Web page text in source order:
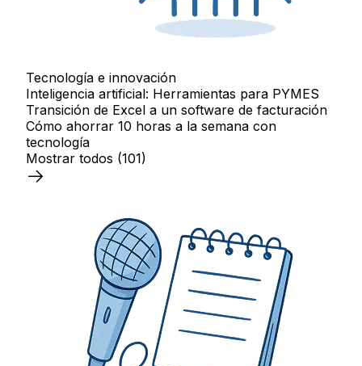
Tecnología e innovación
Inteligencia artificial: Herramientas para PYMES
Transición de Excel a un software de facturación
Cómo ahorrar 10 horas a la semana con
tecnología
Mostrar todos (101)